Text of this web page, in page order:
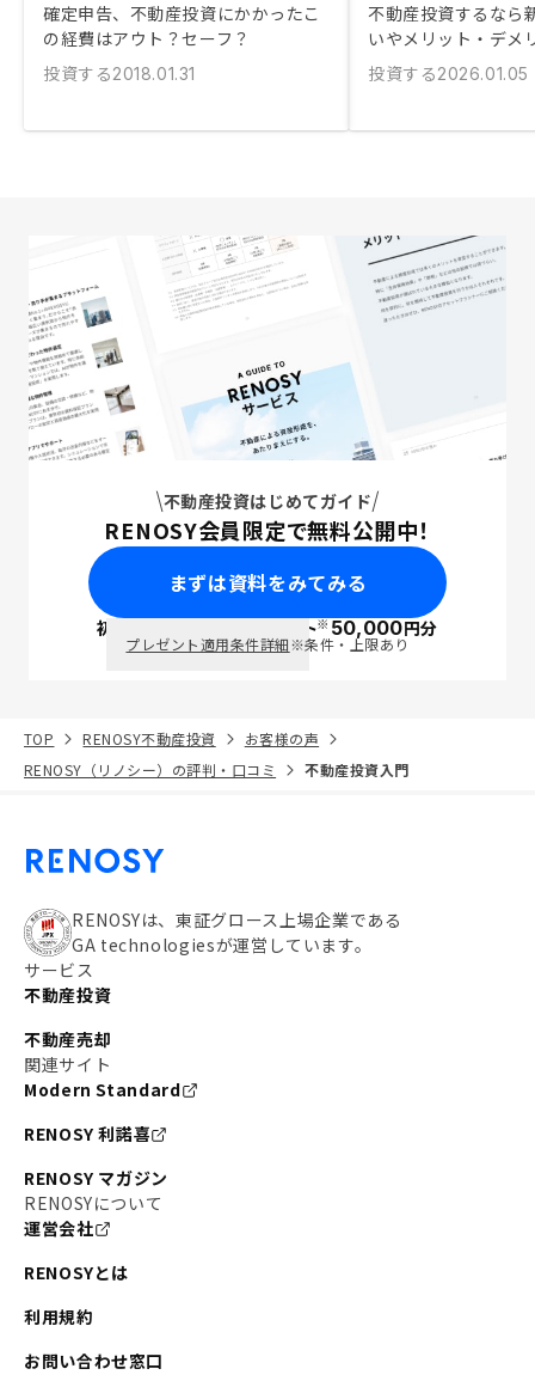
確定申告、不動産投資にかかったこ
の経費はアウト？セーフ？
投資する2018.01.31
不動産投資するなら
いやメリット・デメ
投資する2026.01.05
不動産投資はじめてガイド
RENOSY会員限定で無料公開中！
まずは資料をみてみる
初回面談で ポイント※50,000円分
プレゼント適用条件詳細※条件・上限あり
TOP RENOSY不動産投資
お客様の声
RENOSY（リノシー）の評判・口コミ
不動産投資入門
RENOSYは、東証グロース上場企業である
GA technologiesが運営しています。
サービス
不動産投資
不動産売却
関連サイト
Modern Standard
RENOSY 利諾喜
RENOSY マガジン
RENOSYについて
運営会社
RENOSYとは
利用規約
お問い合わせ窓口